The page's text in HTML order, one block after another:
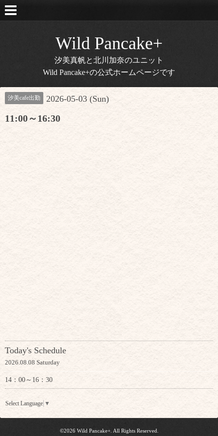
Wild Pancake+
汐美真帆と北川加奈のユニット
Wild Pancake+の公式ホームページです
汐美cafe出勤 2026-05-03 (Sun)
11:00～16:30
Today's Schedule
2026.08.08 Saturday
14：00～16：30
Select Language ▼
©2026 Wild Pancake+. All Rights Reserved.